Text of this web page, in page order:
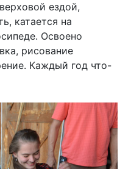
ездой,
катается на
Освоено
рисование
Каждый год что-